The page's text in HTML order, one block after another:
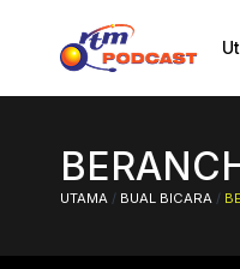
UTAMA / BUAL BICARA /